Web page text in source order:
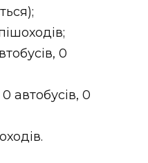
0
автобусів, 0